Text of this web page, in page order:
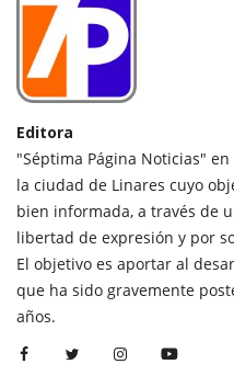
Editora
"Séptima Página Noticias"
la ciudad de Linares cuyo
bien informada, a través de
libertad de expresión y por
El objetivo es aportar al
que ha sido gravemente
años.